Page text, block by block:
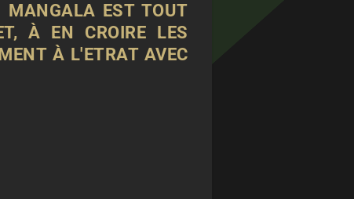
MANGALA EST TOUT
À EN CROIRE LES
À L'ETRAT AVEC